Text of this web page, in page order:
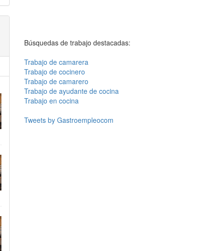
Búsquedas de trabajo destacadas:
Trabajo de camarera
Trabajo de cocinero
Trabajo de camarero
Trabajo de ayudante de cocina
Trabajo en cocina
Tweets by Gastroempleocom